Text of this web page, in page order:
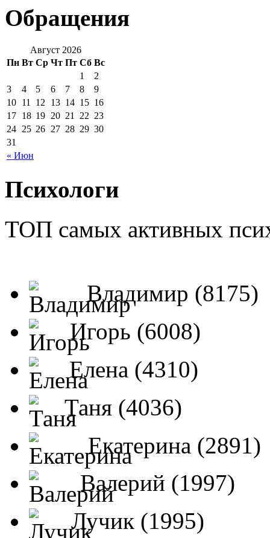
Обращения
Август 2026
Пн Вт Ср Чт Пт Сб Вс
« Июн
1
2
3
4 5 6 7 8
9
10 11 12 13 14 15 16
17 18 19 20 21 22 23
24 25 26 27 28 29 30
31
Психологи
ТОП самых активных
Владимир (8175)
Игорь (6008)
Елена (4310)
Таня (4036)
Екатерина (2891)
Валерий (1997)
Лучик (1995)